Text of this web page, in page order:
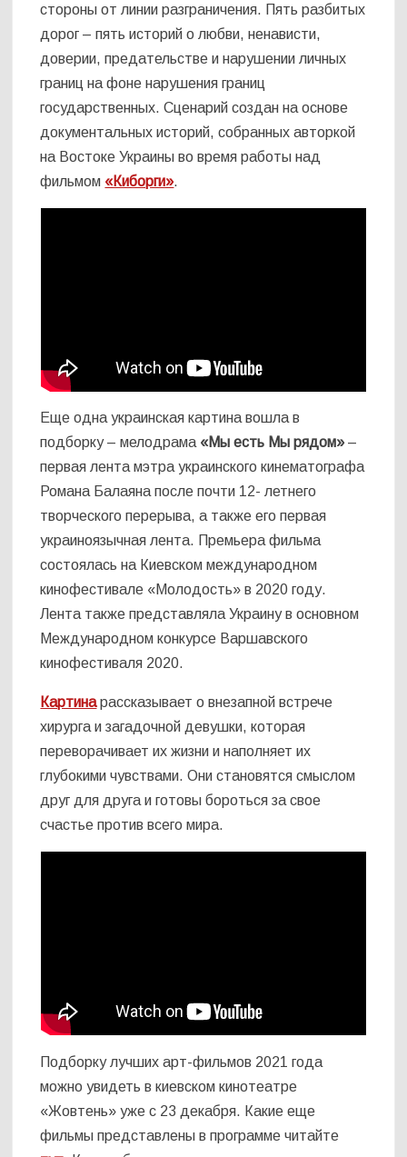
стороны от линии разграничения. Пять разбитых
дорог – пять историй о любви, ненависти,
доверии, предательстве и нарушении личных
границ на фоне нарушения границ
государственных. Сценарий создан на основе
документальных историй, собранных авторкой
на Востоке Украины во время работы над
фильмом «Киборги».
Еще одна украинская картина вошла в
подборку – мелодрама «Мы есть Мы рядом» –
первая лента мэтра украинского кинематографа
Романа Балаяна после почти 12- летнего
творческого перерыва, а также его первая
украиноязычная лента. Премьера фильма
состоялась на Киевском международном
кинофестивале «Молодость» в 2020 году.
Лента также представляла Украину в основном
Международном конкурсе Варшавского
кинофестиваля 2020.
Картинарассказывает о внезапной встрече
хирурга и загадочной девушки, которая
переворачивает их жизни и наполняет их
глубокими чувствами. Они становятся смыслом
друг для друга и готовы бороться за свое
счастье против всего мира.
Подборку лучших арт-фильмов 2021 года
можно увидеть в киевском кинотеатре
«Жовтень» уже с 23 декабря. Какие еще
фильмы представлены в программе читайте